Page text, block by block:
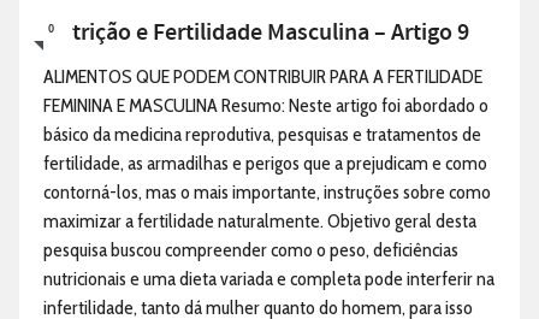
0
Nutrição e Fertilidade Masculina – Artigo 9
ALIMENTOS QUE PODEM CONTRIBUIR PARA A FERTILIDADE
FEMININA E MASCULINA Resumo: Neste artigo foi abordado o
básico da medicina reprodutiva, pesquisas e tratamentos de
fertilidade, as armadilhas e perigos que a prejudicam e como
contorná-los, mas o mais importante, instruções sobre como
maximizar a fertilidade naturalmente. Objetivo geral desta
pesquisa buscou compreender como o peso, deficiências
nutricionais e uma dieta variada e completa pode interferir na
infertilidade, tanto dá mulher quanto do homem, para isso